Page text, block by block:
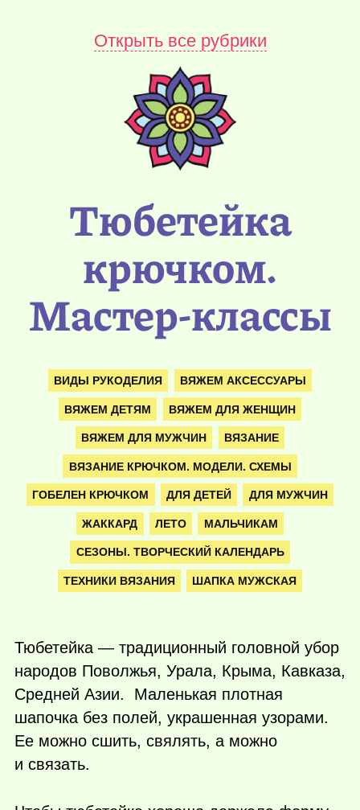
Открыть все рубрики
Тюбетейка
крючком.
Мастер-классы
ВИДЫ РУКОДЕЛИЯ ВЯЖЕМ АКСЕССУАРЫ
ВЯЖЕМ ДЕТЯМ ВЯЖЕМ ДЛЯ ЖЕНЩИН
ВЯЖЕМ ДЛЯ МУЖЧИН ВЯЗАНИЕ
ВЯЗАНИЕ КРЮЧКОМ. МОДЕЛИ. СХЕМЫ
ГОБЕЛЕН КРЮЧКОМ ДЛЯ ДЕТЕЙ ДЛЯ МУЖЧИН
ЖАККАРД ЛЕТО МАЛЬЧИКАМ
СЕЗОНЫ. ТВОРЧЕСКИЙ КАЛЕНДАРЬ
ТЕХНИКИ ВЯЗАНИЯ ШАПКА МУЖСКАЯ
Тюбетейка — традиционный головной убор
народов Поволжья, Урала, Крыма, Кавказа,
Средней Азии. Маленькая плотная
шапочка без полей, украшенная узорами.
Ее можно сшить, свялять, а можно
и связать.